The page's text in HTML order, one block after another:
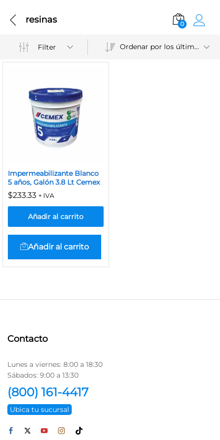
resinas 0
Filter Ordenar por los últimos
Impermeabilizante Blanco
5 años, Galón 3.8 Lt Cemex
$233.33 + IVA
Añadir al carrito
Añadir al carrito
Contacto
Lunes a viernes: 8:00 a 18:30
Sábados: 9:00 a 13:30
(800) 161-4417
Ubica tu sucursal